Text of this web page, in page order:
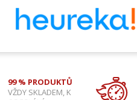
99 % PRODUKTŮ
VŽDY SKLADEM, K